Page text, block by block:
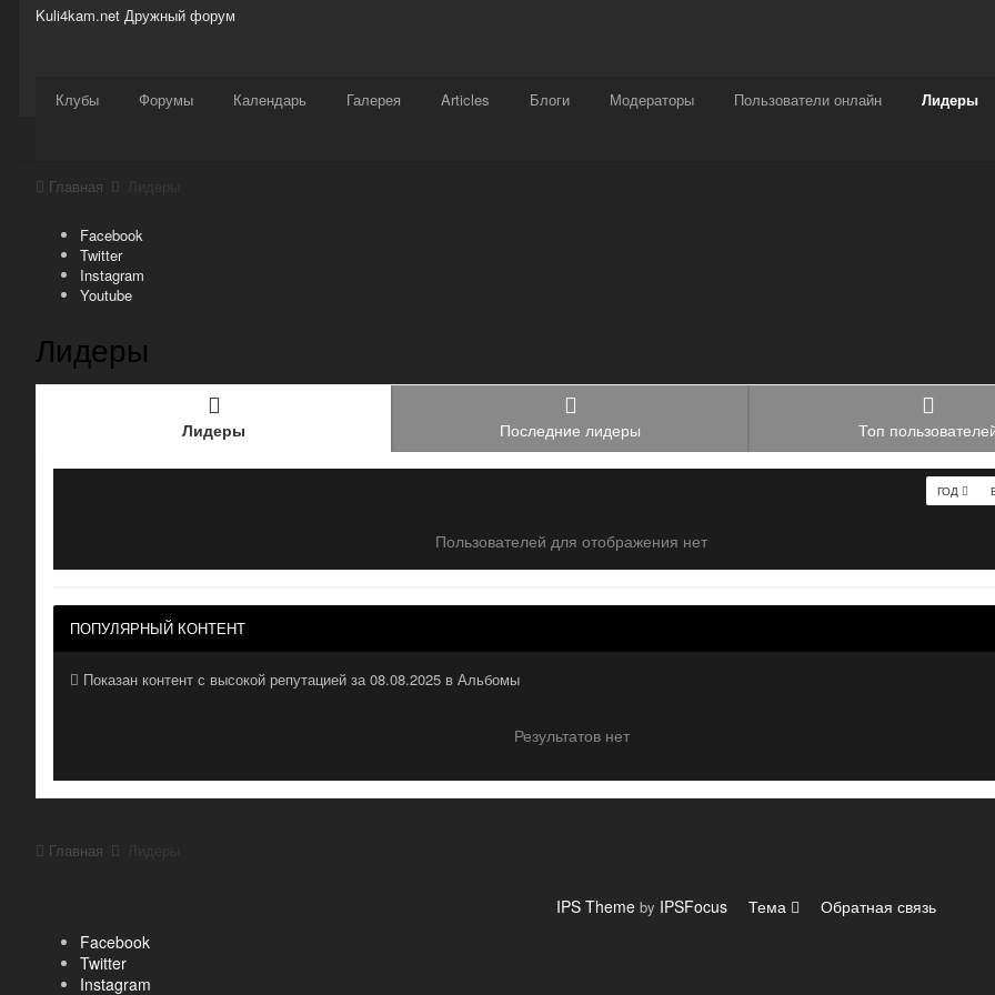
Kuli4kam.net Дружный форум
Сайт
Клубы Форумы Календарь Галерея Articles Блоги Модераторы Пользователи онлайн Лидеры
Активность Support Магазин Награды Чат Больше
Главная
Facebook
Twitter
Instagram
Youtube
Лидеры
Лидеры Последние лидеры Топ
ГОД
Пользователей для отображения нет
ПОПУЛЯРНЫЙ КОНТЕНТ
Показан контент с высокой репутацией за 08.08.2025 в Альбомы
Результатов нет
Главная
IPS Theme by IPSFocus Тема
Обратная связь
Facebook
Twitter
Instagram